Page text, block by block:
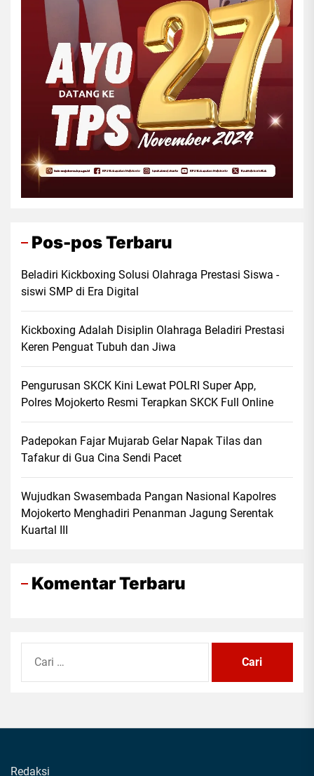
Pos-pos Terbaru
Beladiri Kickboxing Solusi Olahraga Prestasi Siswa -
siswi SMP di Era Digital
Kickboxing Adalah Disiplin Olahraga Beladiri Prestasi
Keren Penguat Tubuh dan Jiwa
Pengurusan SKCK Kini Lewat POLRI Super App,
Polres Mojokerto Resmi Terapkan SKCK Full Online
Padepokan Fajar Mujarab Gelar Napak Tilas dan
Tafakur di Gua Cina Sendi Pacet
Wujudkan Swasembada Pangan Nasional Kapolres
Mojokerto Menghadiri Penanman Jagung Serentak
Kuartal III
Komentar Terbaru
untuk:
Redaksi